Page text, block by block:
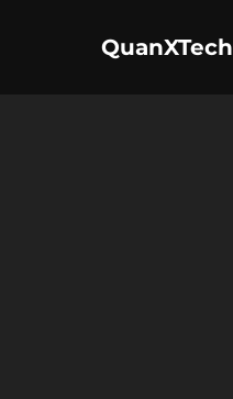
QuanXTech